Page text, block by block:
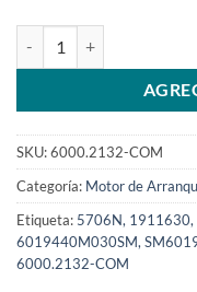
SKU:6000.2132-COM
Categoría: Motor de
Etiqueta: 5706N,
6019440M030SM,
6000.2132-COM